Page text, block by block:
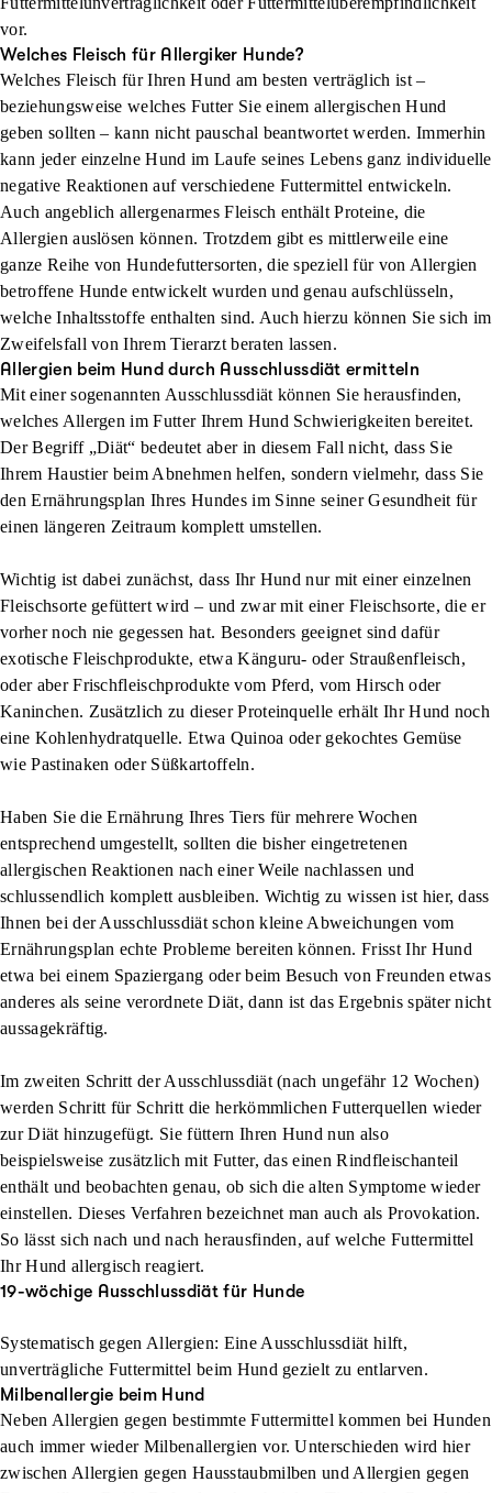
vor.
Welches Fleisch für Allergiker Hunde?
Welches Fleisch für Ihren Hund am besten verträglich ist –
beziehungsweise welches Futter Sie einem allergischen Hund
geben sollten – kann nicht pauschal beantwortet werden. Immerhin
kann jeder einzelne Hund im Laufe seines Lebens ganz individuelle
negative Reaktionen auf verschiedene Futtermittel entwickeln.
Auch angeblich allergenarmes Fleisch enthält Proteine, die
Allergien auslösen können. Trotzdem gibt es mittlerweile eine
ganze Reihe von Hundefuttersorten, die speziell für von Allergien
betroffene Hunde entwickelt wurden und genau aufschlüsseln,
welche Inhaltsstoffe enthalten sind. Auch hierzu können Sie sich im
Zweifelsfall von Ihrem Tierarzt beraten lassen.
Allergien beim Hund durch Ausschlussdiät ermitteln
Mit einer sogenannten Ausschlussdiät können Sie herausfinden,
welches Allergen im Futter Ihrem Hund Schwierigkeiten bereitet.
Der Begriff „Diät“ bedeutet aber in diesem Fall nicht, dass Sie
Ihrem Haustier beim Abnehmen helfen, sondern vielmehr, dass Sie
den Ernährungsplan Ihres Hundes im Sinne seiner Gesundheit für
einen längeren Zeitraum komplett umstellen.
Wichtig ist dabei zunächst, dass Ihr Hund nur mit einer einzelnen
Fleischsorte gefüttert wird – und zwar mit einer Fleischsorte, die er
vorher noch nie gegessen hat. Besonders geeignet sind dafür
exotische Fleischprodukte, etwa Känguru- oder Straußenfleisch,
oder aber Frischfleischprodukte vom Pferd, vom Hirsch oder
Kaninchen. Zusätzlich zu dieser Proteinquelle erhält Ihr Hund noch
eine Kohlenhydratquelle. Etwa Quinoa oder gekochtes Gemüse
wie Pastinaken oder Süßkartoffeln.
Haben Sie die Ernährung Ihres Tiers für mehrere Wochen
entsprechend umgestellt, sollten die bisher eingetretenen
allergischen Reaktionen nach einer Weile nachlassen und
schlussendlich komplett ausbleiben. Wichtig zu wissen ist hier, dass
Ihnen bei der Ausschlussdiät schon kleine Abweichungen vom
Ernährungsplan echte Probleme bereiten können. Frisst Ihr Hund
etwa bei einem Spaziergang oder beim Besuch von Freunden etwas
anderes als seine verordnete Diät, dann ist das Ergebnis später nicht
aussagekräftig.
Im zweiten Schritt der Ausschlussdiät (nach ungefähr 12 Wochen)
werden Schritt für Schritt die herkömmlichen Futterquellen wieder
zur Diät hinzugefügt. Sie füttern Ihren Hund nun also
beispielsweise zusätzlich mit Futter, das einen Rindfleischanteil
enthält und beobachten genau, ob sich die alten Symptome wieder
einstellen. Dieses Verfahren bezeichnet man auch als Provokation.
So lässt sich nach und nach herausfinden, auf welche Futtermittel
Ihr Hund allergisch reagiert.
19-wöchige Ausschlussdiät für Hunde
Systematisch gegen Allergien: Eine Ausschlussdiät hilft,
unverträgliche Futtermittel beim Hund gezielt zu entlarven.
Milbenallergie beim Hund
Neben Allergien gegen bestimmte Futtermittel kommen bei Hunden
auch immer wieder Milbenallergien vor. Unterschieden wird hier
zwischen Allergien gegen Hausstaubmilben und Allergien gegen